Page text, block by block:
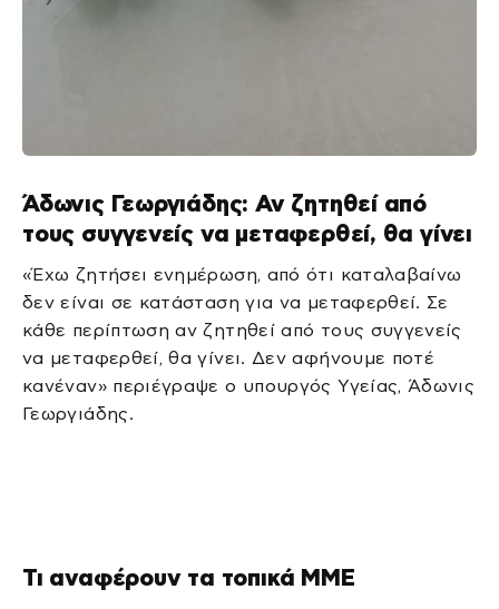
Άδωνις Γεωργιάδης: Αν ζητηθεί από
τους συγγενείς να μεταφερθεί, θα γίνει
«Έχω ζητήσει ενημέρωση, από ότι καταλαβαίνω
δεν είναι σε κατάσταση για να μεταφερθεί. Σε
κάθε περίπτωση αν ζητηθεί από τους συγγενείς
να μεταφερθεί, θα γίνει. Δεν αφήνουμε ποτέ
κανέναν» περιέγραψε ο υπουργός Υγείας, Άδωνις
Γεωργιάδης.
Τι αναφέρουν τα τοπικά ΜΜΕ